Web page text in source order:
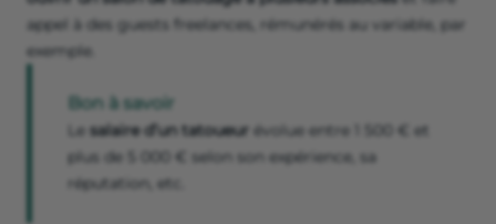
appel à des guests freelances, rémunérés au variable, par
exemple.
Bon à savoir
Le salaire d’un tatoueur évolue entre 1 500 € et
plus de 5 000 € selon son expérience, sa
réputation, etc.